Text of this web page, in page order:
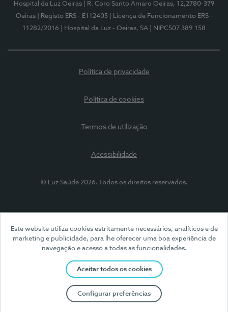
Este website utiliza cookies estritamente necessários, analíticos e de
marketing e publicidade, para lhe oferecer uma boa experiência de
navegação e acesso a todas as funcionalidades.
Aceitar todos os cookies
Configurar preferências
Hospital da Luz Oeiras
| R. Coro Santo Amaro Oeiras, 12,2780-379
Oeiras
| Registo ERS - E112405
| Licença de Funcionamento ERS -
11282/2016
| Hospital da Luz - Oeiras, SA | NIPC507 389 158
Política de privacidade
Política de cookies
Termos de utilização
Acessibilidade
© Luz Saúde 2026. Todos os direitos reservados.